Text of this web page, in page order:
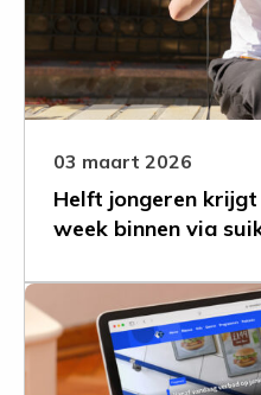
Helft jongeren
week binnen via
03 maart 2026
90
suikerklontjes
per
week
binnen
dranken
Leer
meer
over
Verenigd